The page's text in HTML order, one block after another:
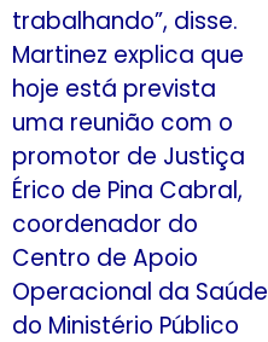
trabalhando”, disse.
Martinez explica que
hoje está prevista
uma reunião com o
promotor de Justiça
Érico de Pina Cabral,
coordenador do
Centro de Apoio
Operacional da Saúde
do Ministério Público